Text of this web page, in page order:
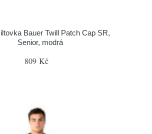
Bauer Twill Patch Cap SR,
Senior, modrá
809 Kč